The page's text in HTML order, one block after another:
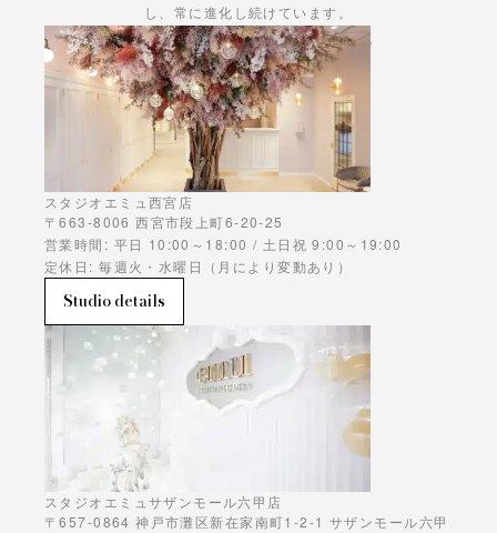
し、常に進化し続けています。
あなただけの物語をお楽しみください。
スタジオエミュ西宮店
〒663-8006 西宮市段上町6-20-25
営業時間: 平日 10:00～18:00 / 土日祝 9:00～19:00
定休日: 毎週火・水曜日（月により変動あり）
Studio details
スタジオエミュサザンモール六甲店
〒657-0864 神戸市灘区新在家南町1-2-1 サザンモール六甲